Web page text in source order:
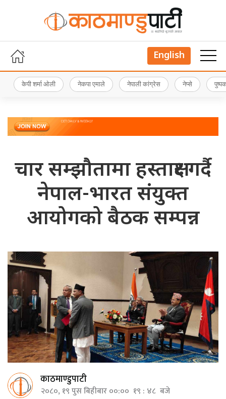
English
केपी शर्मा ओली नेकपा एमाले नेपाली कांग्रेस नेप्से
चार सम्झौतामा हस्ताक्षर गर्दै
नेपाल-भारत संयुक्त
आयोगको बैठक सम्पन्न
काठमाण्डुपाटी
२०८०, १९ पुस बिहीबार ००:०० १९ : ४८ बजे